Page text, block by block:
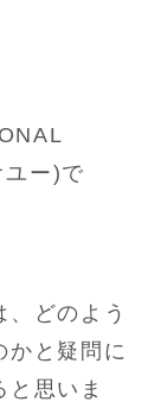
ー)で
どのよう
かと疑問に
と思いま